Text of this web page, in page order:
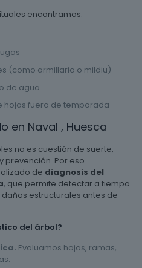
encontramos:
(como armillaria o mildiu)
de agua
hojas fuera de temporada
en Naval , Huesca
no es cuestión de suerte,
prevención. Por eso
de diagnosis del
, que permite detectar a tiempo
estructurales antes de
del árbol?
Evaluamos hojas, ramas,